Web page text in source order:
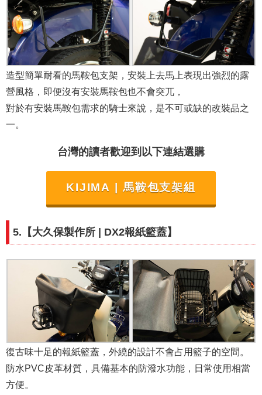
造型簡單耐看的馬鞍包支架，安裝上去馬上表現出強烈的露
營風格，即便沒有安裝馬鞍包也不會突兀，
對於有安裝馬鞍包需求的騎士來說，是不可或缺的改裝品之
一。
台灣的讀者歡迎到以下連結選購
KIJIMA | 馬鞍包支架組
5.【大久保製作所 DX2報紙籃蓋】
復古味十足的報紙籃蓋，外繞的設計不會占用籃子的空間。
防水PVC皮革材質，具備基本的防潑水功能，日常使用相當
方便。